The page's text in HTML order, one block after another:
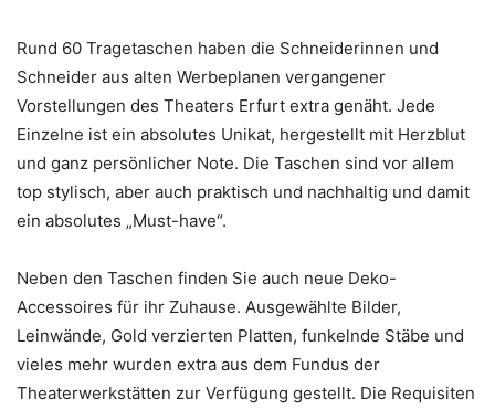
Rund 60 Tragetaschen haben die Schneiderinnen und
Schneider aus alten Werbeplanen vergangener
Vorstellungen des Theaters Erfurt extra genäht. Jede
Einzelne ist ein absolutes Unikat, hergestellt mit Herzblut
und ganz persönlicher Note. Die Taschen sind vor allem
top stylisch, aber auch praktisch und nachhaltig und damit
ein absolutes „Must-have“.
Neben den Taschen finden Sie auch neue Deko-
Accessoires für ihr Zuhause. Ausgewählte Bilder,
Leinwände, Gold verzierten Platten, funkelnde Stäbe und
vieles mehr wurden extra aus dem Fundus der
Theaterwerkstätten zur Verfügung gestellt. Die Requisiten